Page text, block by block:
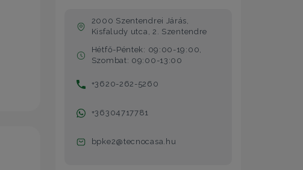
2000 Szentendrei Járás,
Kisfaludy utca, 2. Szentendre
Hétfő-Péntek: 09:00-19:00,
Szombat: 09:00-13:00
+3620-262-5260
+36304717781
bpke2@tecnocasa.hu